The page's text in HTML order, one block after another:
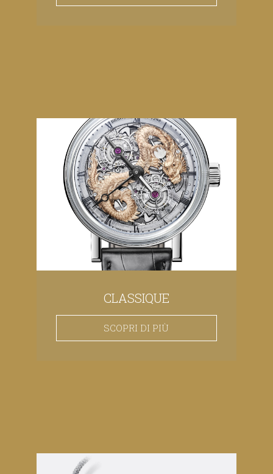
CLASSIQUE
SCOPRI DI PIÙ